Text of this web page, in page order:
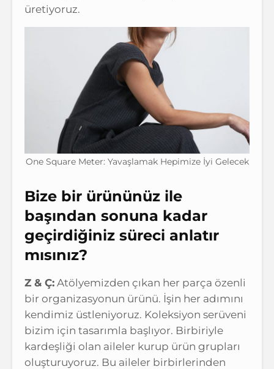
üretiyoruz.
One Square Meter: Yavaşlamak Hepimize İyi Gelecek
Bize bir ürününüz ile
başından sonuna kadar
geçirdiğiniz süreci anlatır
mısınız?
Z & Ç: Atölyemizden çıkan her parça özenli
bir organizasyonun ürünü. İşin her adımını
kendimiz üstleniyoruz. Koleksiyon serüveni
bizim için tasarımla başlıyor. Birbiriyle
kardeşliği olan aileler kurup ürün grupları
oluşturuyoruz. Bu aileler birbirlerinden